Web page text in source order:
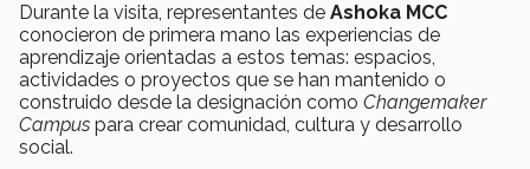
Durante la visita, representantes de Ashoka MCC
conocieron de primera mano las experiencias de
aprendizaje orientadas a estos temas: espacios,
actividades o proyectos que se han mantenido o
construido desde la designación como Changemaker
Campus para crear comunidad, cultura y desarrollo
social.